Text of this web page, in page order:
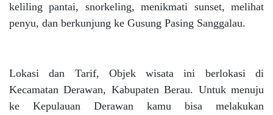
keliling pantai, snorkeling, menikmati sunset, melihat
penyu, dan berkunjung ke Gusung Pasing Sanggalau.
Lokasi dan Tarif, Objek wisata ini berlokasi di
Kecamatan Derawan, Kabupaten Berau. Untuk menuju
ke Kepulauan Derawan kamu bisa melakukan